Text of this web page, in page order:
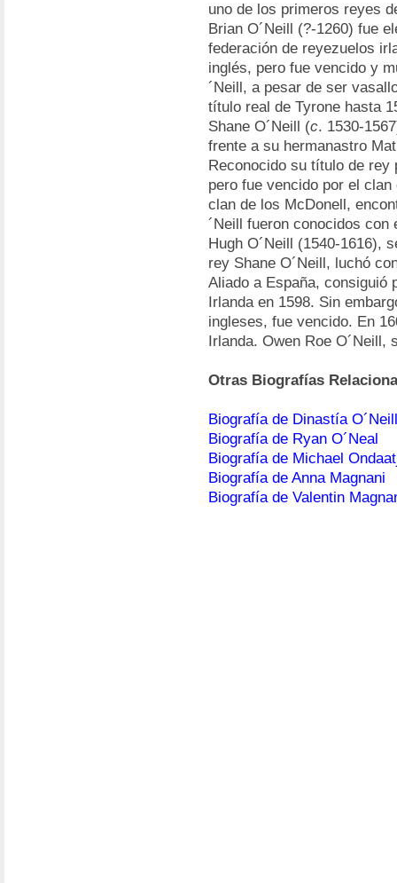
uno de los primeros reyes
Brian O´Neill (?-1260) fue
federación de reyezuelos
inglés, pero fue vencido y
´Neill, a pesar de ser
título real de Tyrone hasta
Shane O´Neill (c. 1530-
frente a su hermanastro
Reconocido su título de rey
pero fue vencido por el
clan de los McDonell,
´Neill fueron conocidos
Hugh O´Neill (1540-1616),
rey Shane O´Neill, luchó
Aliado a España, consiguió
Irlanda en 1598. Sin
ingleses, fue vencido. En
Irlanda. Owen Roe O´Neill,
Otras Biografías
Biografía de Dinastía O´Neill
Biografía de Ryan O´Neal
Biografía de Michael
Biografía de Anna Magnani
Biografía de Valentin